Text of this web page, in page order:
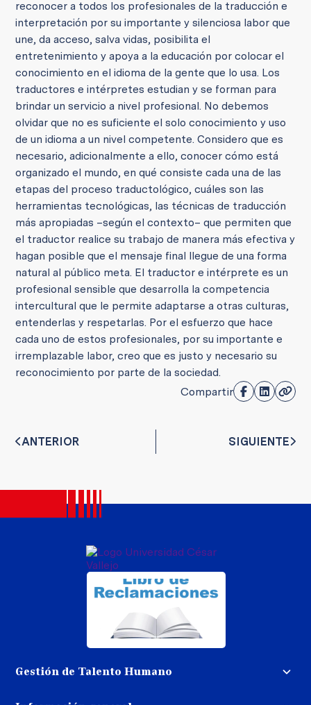
reconocer a todos los profesionales de la traducción e
interpretación por su importante y silenciosa labor que
une, da acceso, salva vidas, posibilita el
entretenimiento y apoya a la educación por colocar el
conocimiento en el idioma de la gente que lo usa. Los
traductores e intérpretes estudian y se forman para
brindar un servicio a nivel profesional. No debemos
olvidar que no es suficiente el solo conocimiento y uso
de un idioma a un nivel competente. Considero que es
necesario, adicionalmente a ello, conocer cómo está
organizado el mundo, en qué consiste cada una de las
etapas del proceso traductológico, cuáles son las
herramientas tecnológicas, las técnicas de traducción
más apropiadas –según el contexto– que permiten que
el traductor realice su trabajo de manera más efectiva y
hagan posible que el mensaje final llegue de una forma
natural al público meta. El traductor e intérprete es un
profesional sensible que desarrolla la competencia
intercultural que le permite adaptarse a otras culturas,
entenderlas y respetarlas. Por el esfuerzo que hace
cada uno de estos profesionales, por su importante e
irremplazable labor, creo que es justo y necesario su
reconocimiento por parte de la sociedad.
Compartir
ANTERIOR SIGUIENTE
Gestión de Talento Humano